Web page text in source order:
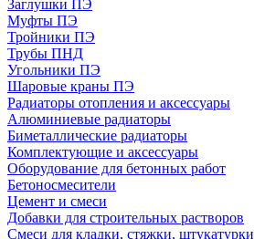
Заглушки ПЭ
Муфты ПЭ
Тройники ПЭ
Трубы ПНД
Угольники ПЭ
Шаровые краны ПЭ
Радиаторы отопления и аксессуары
Алюминиевые радиаторы
Биметаллические радиаторы
Комплектующие и аксессуары
Оборудование для бетонных работ
Бетоносмесители
Цемент и смеси
Добавки для строительных растворов
Смеси для кладки, стяжки, штукатурки